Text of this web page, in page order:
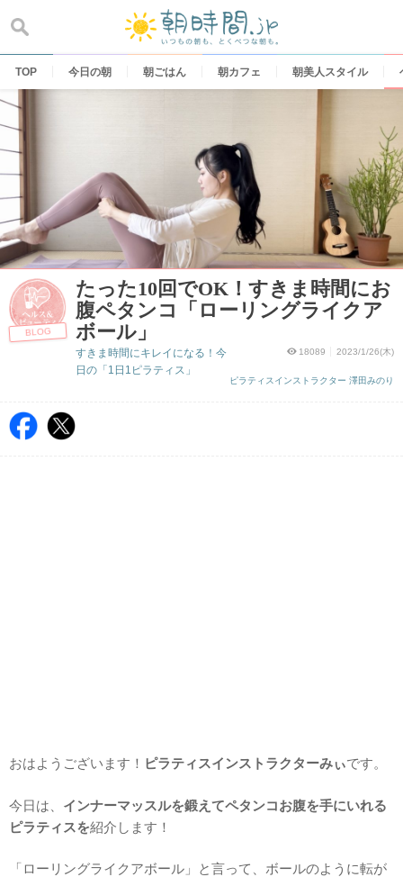
content
TOP 今日の朝 朝ごはん 朝カフェ 朝美人スタイル
BLOG
たった10回でOK！すきま時間にお
腹ペタンコ「ローリングライクア
ボール」
18089 2023/1/26(木)
ピラティスインストラクター 澤田みのり
すきま時間にキレイになる！今
日の「1日1ピラティス」
おはようございます！ ピラティスインストラクターみぃです。
今日は、 インナーマッスルを鍛えてペタンコお腹を手にいれる
ピラティスを紹介します！
「ローリングライクアボール」と言って、ボールのように転が